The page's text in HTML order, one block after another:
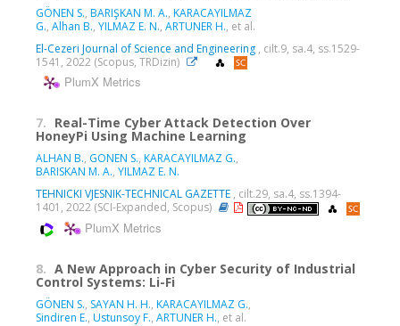
GÖNEN S., BARIŞKAN M. A., KARACAYILMAZ
G., Alhan B., YILMAZ E. N., ARTUNER H., et al.
El-Cezeri Journal of Science and Engineering , cilt.9, sa.4, ss.1529-
1541, 2022 (Scopus, TRDizin)
PlumX Metrics
7. Real-Time Cyber Attack Detection Over
HoneyPi Using Machine Learning
ALHAN B., GONEN S., KARACAYILMAZ G.,
BARISKAN M. A., YILMAZ E. N.
TEHNICKI VJESNIK-TECHNICAL GAZETTE , cilt.29, sa.4, ss.1394-
1401, 2022 (SCI-Expanded, Scopus)
PlumX Metrics
8. A New Approach in Cyber Security of Industrial
Control Systems: Li-Fi
GÖNEN S., SAYAN H. H., KARACAYILMAZ G.,
Sindiren E., Ustunsoy F., ARTUNER H., et al.